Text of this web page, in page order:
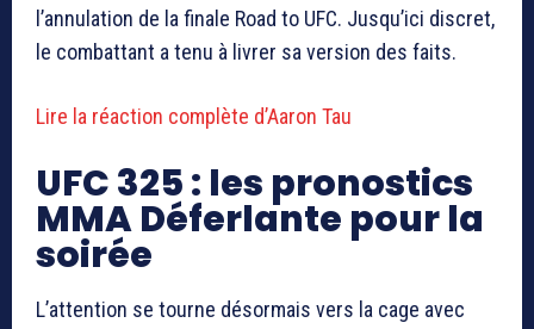
l’annulation de la finale Road to UFC. Jusqu’ici discret,
le combattant a tenu à livrer sa version des faits.
Lire la réaction complète d’Aaron Tau
UFC 325 : les pronostics
MMA Déferlante pour la
soirée
L’attention se tourne désormais vers la cage avec